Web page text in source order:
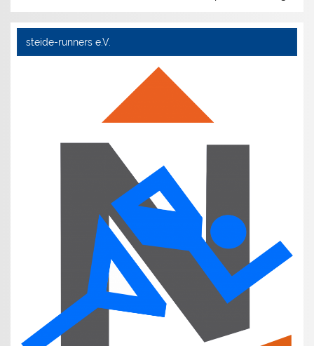
steide-runners e.V.